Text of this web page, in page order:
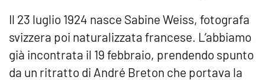
Il 23 luglio 1924 nasce Sabine Weiss, fotografa
svizzera poi naturalizzata francese. L’abbiamo
già incontrata il 19 febbraio, prendendo spunto
da un ritratto di André Breton che portava la